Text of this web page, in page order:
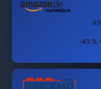
-41 %